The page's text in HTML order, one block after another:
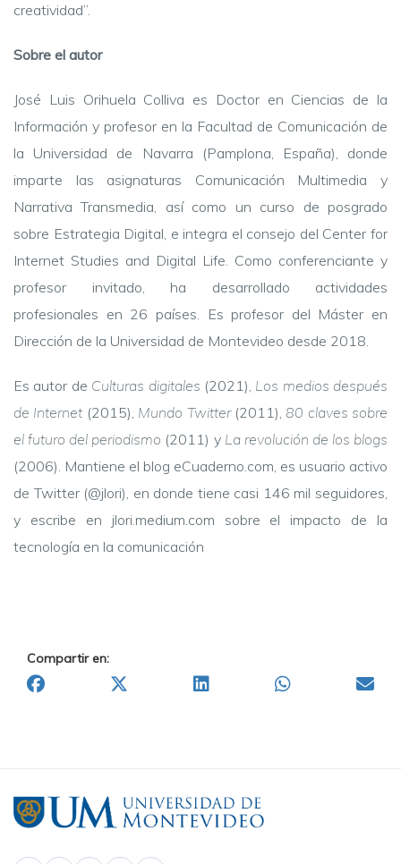
creatividad”.
Sobre el autor
José Luis Orihuela Colliva es Doctor en Ciencias de la
Información y profesor en la Facultad de Comunicación de
la Universidad de Navarra (Pamplona, España), donde
imparte las asignaturas Comunicación Multimedia y
Narrativa Transmedia, así como un curso de posgrado
sobre Estrategia Digital, e integra el consejo del Center for
Internet Studies and Digital Life. Como conferenciante y
profesor invitado, ha desarrollado actividades
profesionales en 26 países. Es profesor del Máster en
Dirección de la Universidad de Montevideo desde 2018.
Es autor de Culturas digitales (2021), Los medios después
de Internet (2015), Mundo Twitter(2011),80 claves sobre
el futuro del periodismo (2011) y La revolución de los blogs
(2006). Mantiene el blog eCuaderno.com, es usuario activo
de Twitter (@jlori), en donde tiene casi 146 mil seguidores,
y escribe en jlori.medium.com sobre el impacto de la
tecnología en la comunicación
Compartir en: